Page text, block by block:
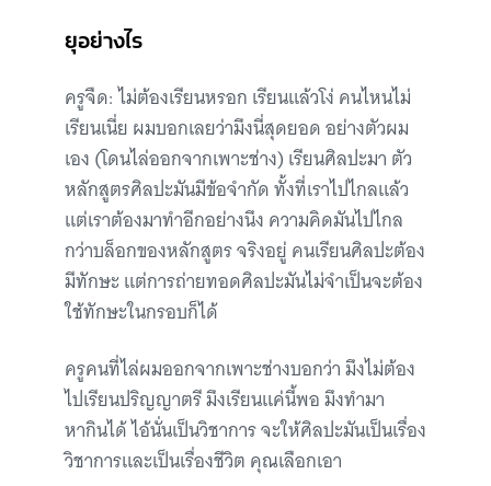
ยุอย่างไร
ครูจืด: ไม่ต้องเรียนหรอก เรียนแล้วโง่ คนไหนไม่
เรียนเนี่ย ผมบอกเลยว่ามึงนี่สุดยอด อย่างตัวผม
เอง (โดนไล่ออกจากเพาะช่าง) เรียนศิลปะมา ตัว
หลักสูตรศิลปะมันมีข้อจำกัด ทั้งที่เราไปไกลแล้ว
แต่เราต้องมาทำอีกอย่างนึง ความคิดมันไปไกล
กว่าบล็อกของหลักสูตร จริงอยู่ คนเรียนศิลปะต้อง
มีทักษะ แต่การถ่ายทอดศิลปะมันไม่จำเป็นจะต้อง
ใช้ทักษะในกรอบก็ได้
ครูคนที่ไล่ผมออกจากเพาะช่างบอกว่า มึงไม่ต้อง
ไปเรียนปริญญาตรี มึงเรียนแค่นี้พอ มึงทำมา
หากินได้ ไอ้นั่นเป็นวิชาการ จะให้ศิลปะมันเป็นเรื่อง
วิชาการและเป็นเรื่องชีวิต คุณเลือกเอา